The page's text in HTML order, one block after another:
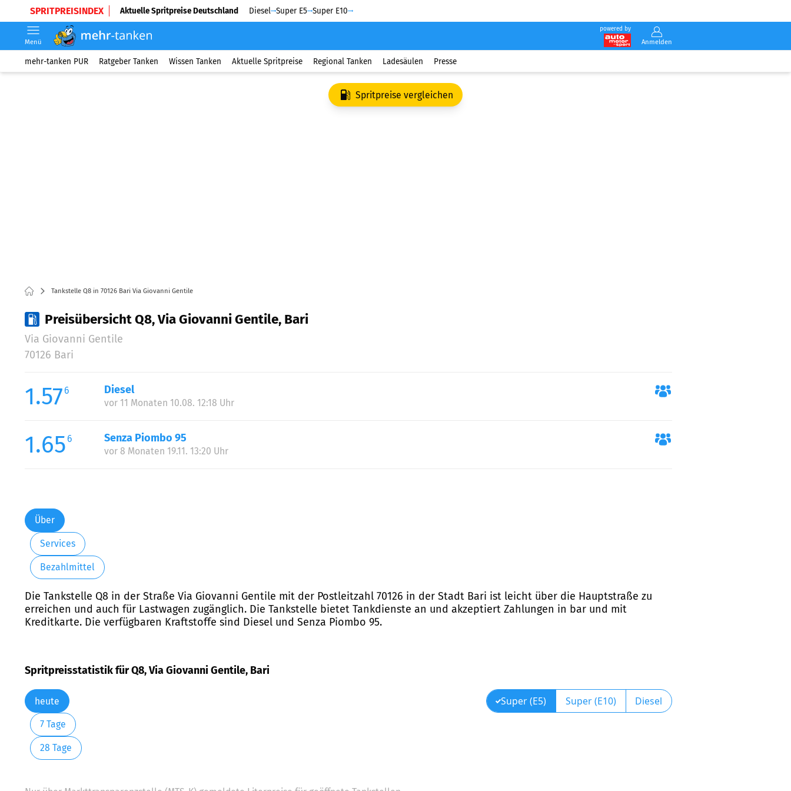
SPRITPREISINDEX Aktuelle Spritpreise Deutschland Diesel Super E5 Super E10
powered by
Anmelden
Menü
mehr-tanken PUR Ratgeber Tanken Wissen Tanken Aktuelle Spritpreise Regional Tanken Ladesäulen Presse
Spritpreise vergleichen
Tankstelle Q8 in 70126 Bari Via Giovanni Gentile
Preisübersicht Q8, Via Giovanni Gentile, Bari
Via Giovanni Gentile
70126 Bari
1.576 Diesel
vor 11 Monaten 10.08. 12:18 Uhr
1.656 Senza Piombo 95
vor 8 Monaten 19.11. 13:20 Uhr
Über
Services
Bezahlmittel
Die Tankstelle Q8 in der Straße Via Giovanni Gentile mit der Postleitzahl 70126 in der Stadt Bari ist leicht über die Hauptstraße zu
erreichen und auch für Lastwagen zugänglich. Die Tankstelle bietet Tankdienste an und akzeptiert Zahlungen in bar und mit
Kreditkarte. Die verfügbaren Kraftstoffe sind Diesel und Senza Piombo 95.
Spritpreisstatistik für Q8, Via Giovanni Gentile, Bari
heute
7 Tage
28 Tage
Super (E5) Super (E10) Diesel